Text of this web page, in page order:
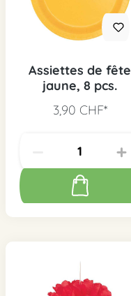
Assiettes de fête
jaune, 8 pcs.
3,90 CHF*